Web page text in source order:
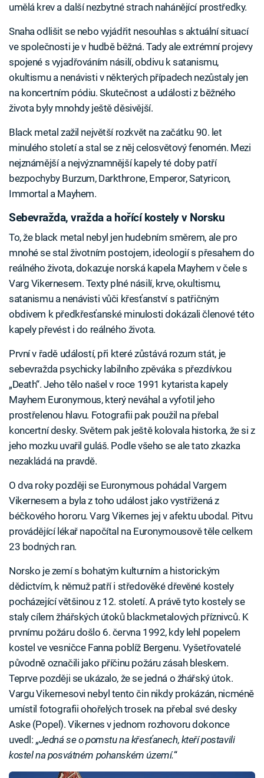
umělá krev a další nezbytné strach nahánějící prostředky.
Snaha odlišit se nebo vyjádřit nesouhlas s aktuální situací
ve společnosti je v hudbě běžná. Tady ale extrémní projevy
spojené s vyjadřováním násilí, obdivu k satanismu,
okultismu a nenávisti v některých případech nezůstaly jen
na koncertním pódiu. Skutečnost a události z běžného
života byly mnohdy ještě děsivější.
Black metal zažil největší rozkvět na začátku 90. let
minulého století a stal se z něj celosvětový fenomén. Mezi
nejznámější a nejvýznamnější kapely té doby patří
bezpochyby Burzum, Darkthrone, Emperor, Satyricon,
Immortal a Mayhem.
Sebevražda, vražda a hořící kostely v Norsku
To, že black metal nebyl jen hudebním směrem, ale pro
mnohé se stal životním postojem, ideologií s přesahem do
reálného života, dokazuje norská kapela Mayhem v čele s
Varg Vikernesem. Texty plné násilí, krve, okultismu,
satanismu a nenávisti vůči křesťanství s patřičným
obdivem k předkřesťanské minulosti dokázali členové této
kapely převést i do reálného života.
První v řadě událostí, při které zůstává rozum stát, je
sebevražda psychicky labilního zpěváka s přezdívkou
„Death“. Jeho tělo našel v roce 1991 kytarista kapely
Mayhem Euronymous, který neváhal a vyfotil jeho
prostřelenou hlavu. Fotografii pak použil na přebal
koncertní desky. Světem pak ještě kolovala historka, že si z
jeho mozku uvařil guláš. Podle všeho se ale tato zkazka
nezakládá na pravdě.
O dva roky později se Euronymous pohádal Vargem
Vikernesem a byla z toho událost jako vystřižená z
béčkového hororu. Varg Vikernes jej v afektu ubodal. Pitvu
provádějící lékař napočítal na Euronymousově těle celkem
23 bodných ran.
Norsko je zemí s bohatým kulturním a historickým
dědictvím, k němuž patří i středověké dřevěné kostely
pocházející většinou z 12. století. A právě tyto kostely se
staly cílem žhářských útoků blackmetalových příznivců. K
prvnímu požáru došlo 6. června 1992, kdy lehl popelem
kostel ve vesničce Fanna poblíž Bergenu. Vyšetřovatelé
původně označili jako příčinu požáru zásah bleskem.
Teprve později se ukázalo, že se jedná o žhářský útok.
Vargu Vikernesovi nebyl tento čin nikdy prokázán, nicméně
umístil fotografii ohořelých trosek na přebal své desky
Aske (Popel). Vikernes v jednom rozhovoru dokonce
uvedl: „Jedná se o pomstu na křesťanech, kteří postavili
kostel na posvátném pohanském území.“